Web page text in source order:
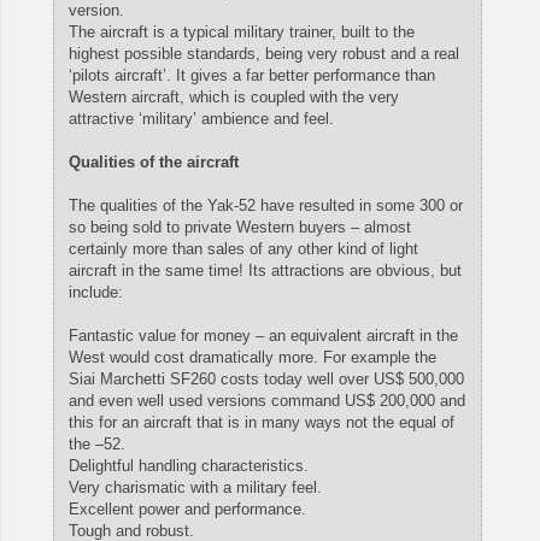
version.
The aircraft is a typical military trainer, built to the
highest possible standards, being very robust and a real
‘pilots aircraft’. It gives a far better performance than
Western aircraft, which is coupled with the very
attractive ‘military’ ambience and feel.
Qualities of the aircraft
The qualities of the Yak-52 have resulted in some 300 or
so being sold to private Western buyers – almost
certainly more than sales of any other kind of light
aircraft in the same time! Its attractions are obvious, but
include:
Fantastic value for money – an equivalent aircraft in the
West would cost dramatically more. For example the
Siai Marchetti SF260 costs today well over US$ 500,000
and even well used versions command US$ 200,000 and
this for an aircraft that is in many ways not the equal of
the –52.
Delightful handling characteristics.
Very charismatic with a military feel.
Excellent power and performance.
Tough and robust.